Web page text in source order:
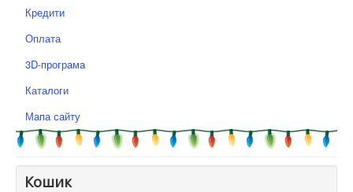
Кредити
Оплата
3D-програма
Каталоги
Мапа сайту
Кошик